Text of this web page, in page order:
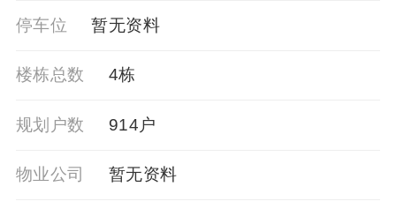
停车位 暂无资料
楼栋总数 4栋
规划户数 914户
物业公司 暂⽆资料